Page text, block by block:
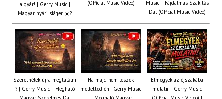
a gyár! | Gerry Music |
Magyar nyári sláger ☀️?
(Official Music Video)
Music – Fájdalmas Szakítás
Dal (Official Music Video)
Szeretnélek újra megtalálni
? | Gerry Music – Megható
Ha majd nem leszek
melletted én | Gerry Music
Elmegyek az éjszakába
mulatni - Gerry Music